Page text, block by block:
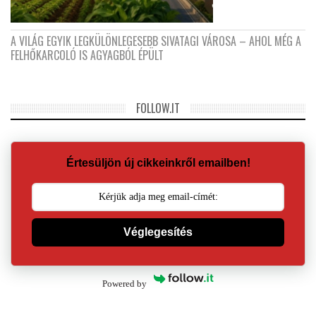
A VILÁG EGYIK LEGKÜLÖNLEGESEBB SIVATAGI VÁROSA – AHOL MÉG A
FELHŐKARCOLÓ IS AGYAGBÓL ÉPÜLT
FOLLOW.IT
Értesüljön új cikkeinkről emailben!
Véglegesítés
Powered by